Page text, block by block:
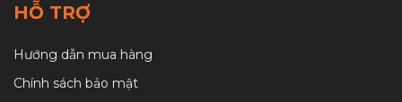
HỖ TRỢ
Hướng dẫn mua hàng
Chính sách bảo mật